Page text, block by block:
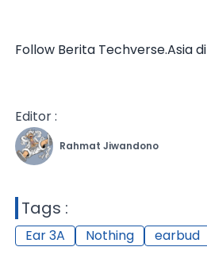
Follow Berita Techverse.Asia di
Editor :
Rahmat Jiwandono
Tags :
Ear 3A Nothing earbud